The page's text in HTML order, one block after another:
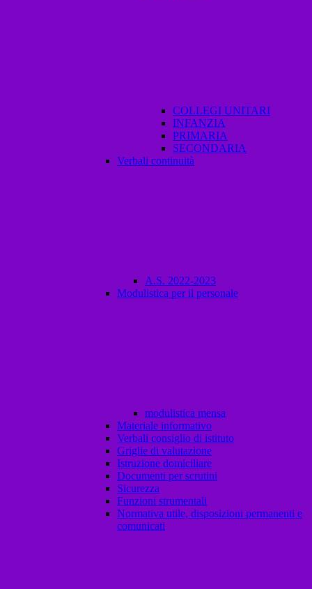
COLLEGI UNITARI
INFANZIA
PRIMARIA
SECONDARIA
Verbali continuità
A.S. 2022-2023
Modulistica per il personale
modulistica mensa
Materiale informativo
Verbali consiglio di istituto
Griglie di valutazione
Istruzione domiciliare
Documenti per scrutini
Sicurezza
Funzioni strumentali
Normativa utile, disposizioni permanenti e
comunicati